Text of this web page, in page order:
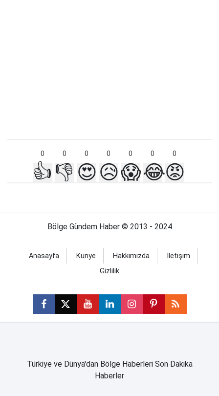
0 0 0 0 0 0 0
👍 👎 😍😥😱😂😡
Bölge Gündem Haber © 2013 - 2024
Anasayfa Künye Hakkımızda
İletişim
Gizlilik
Türkiye ve Dünya'dan Bölge Haberleri Son Dakika
Haberler